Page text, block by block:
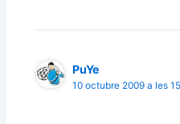
PuYe
10 octubre 2009 a les